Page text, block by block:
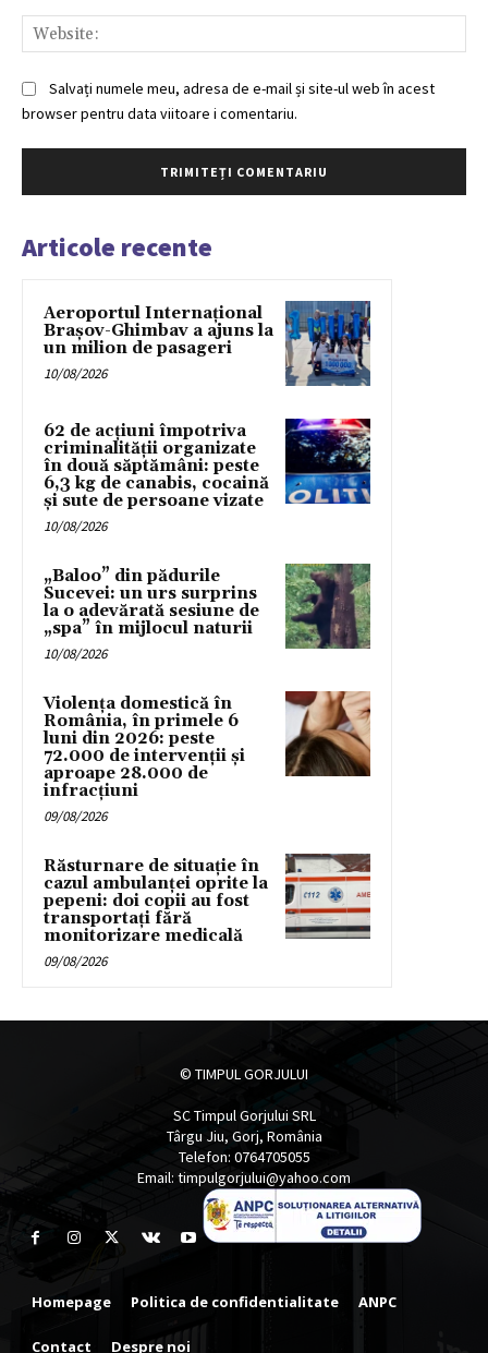
Salvați numele meu, adresa de e-mail și site-ul web în acest
browser pentru data viitoare i comentariu.
Articole recente
Aeroportul Internațional
Brașov-Ghimbav a ajuns la
un milion de pasageri
10/08/2026
62 de acțiuni împotriva
criminalității organizate
în două săptămâni: peste
6,3 kg de canabis, cocaină
și sute de persoane vizate
10/08/2026
„Baloo” din pădurile
Sucevei: un urs surprins
la o adevărată sesiune de
„spa” în mijlocul naturii
10/08/2026
Violența domestică în
România, în primele 6
luni din 2026: peste
72.000 de intervenții și
aproape 28.000 de
infracțiuni
09/08/2026
Răsturnare de situație în
cazul ambulanței oprite la
pepeni: doi copii au fost
transportați fără
monitorizare medicală
09/08/2026
© TIMPUL GORJULUI
SC Timpul Gorjului SRL
Târgu Jiu, Gorj, România
Telefon: 0764705055
Email: timpulgorjului@yahoo.com
Homepage Politica de confidentialitate ANPC
Contact Despre noi